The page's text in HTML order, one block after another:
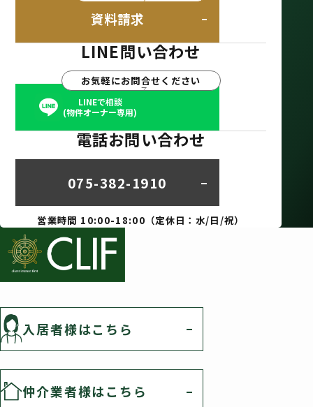
資料請求
LINE問い合わせ
お気軽にお問合せください
LINEで相談
(物件オーナー専用)
電話お問い合わせ
075-382-1910
営業時間 10:00-18:00（定休日：水/日/祝）
入居者様はこちら
仲介業者様はこちら